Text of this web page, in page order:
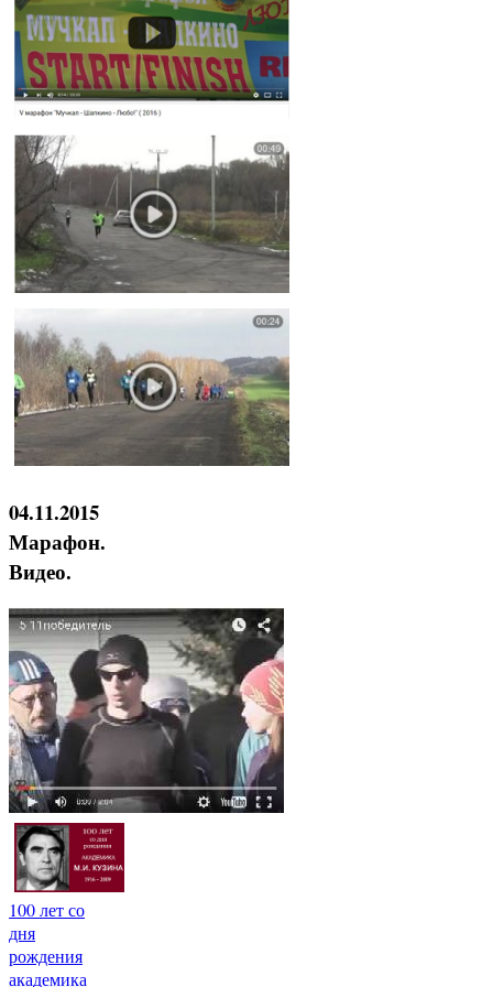
04.11.2015
Марафон.
Видео.
100 лет со
дня
рождения
академика